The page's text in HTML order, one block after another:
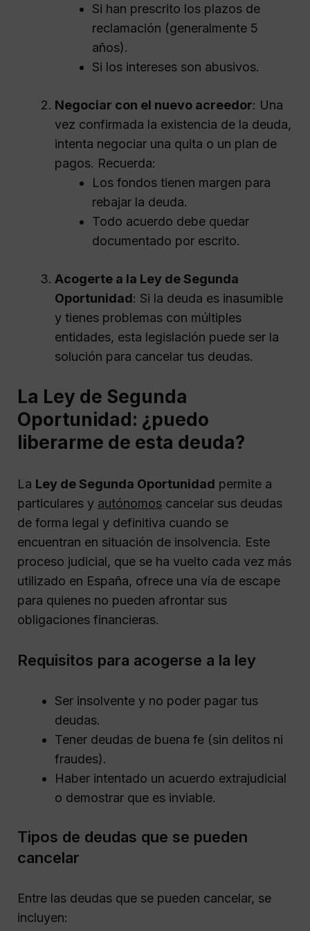
Si han prescrito los plazos de
reclamación (generalmente 5
años).
Si los intereses son abusivos.
Negociar con el nuevo acreedor: Una
vez confirmada la existencia de la deuda,
intenta negociar una quita o un plan de
pagos. Recuerda:
Los fondos tienen margen para
rebajar la deuda.
Todo acuerdo debe quedar
documentado por escrito.
Acogerte a la Ley de Segunda
Oportunidad: Si la deuda es inasumible
y tienes problemas con múltiples
entidades, esta legislación puede ser la
solución para cancelar tus deudas.
La Ley de Segunda
Oportunidad: ¿puedo
liberarme de esta deuda?
La Ley de Segunda Oportunidad permite a
particulares y autónomos cancelar sus deudas
de forma legal y definitiva cuando se
encuentran en situación de insolvencia. Este
proceso judicial, que se ha vuelto cada vez más
utilizado en España, ofrece una vía de escape
para quienes no pueden afrontar sus
obligaciones financieras.
Requisitos para acogerse a la ley
Ser insolvente y no poder pagar tus
deudas.
Tener deudas de buena fe (sin delitos ni
fraudes).
Haber intentado un acuerdo extrajudicial
o demostrar que es inviable.
Tipos de deudas que se pueden
cancelar
Entre las deudas que se pueden cancelar, se
incluyen: